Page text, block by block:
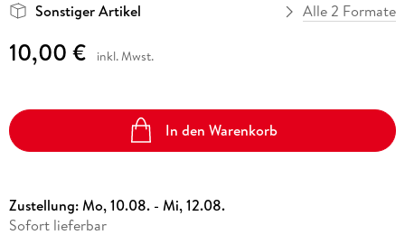
Sonstiger Artikel
Alle 2 Formate
10,00 € inkl. Mwst.
In den Warenkorb
Zustellung:Mo, 10.08. - Mi, 12.08.
Sofort lieferbar